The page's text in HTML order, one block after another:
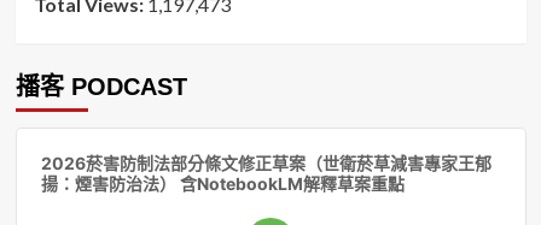
播客 PODCAST
2026菸害防制法部分條文修正草案（世衛菸草減害專家王郁
揚：煙害防治法） 含NotebookLM解釋草案重點